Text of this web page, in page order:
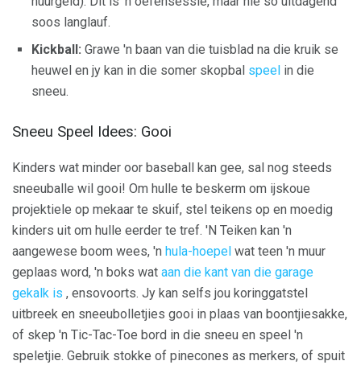
soos langlauf.
Kickball: Grawe 'n baan van die tuisblad na die kruik se
heuwel en jy kan in die somer skopbal speel in die
sneeu.
Sneeu Speel Idees: Gooi
Kinders wat minder oor baseball kan gee, sal nog steeds
sneeuballe wil gooi! Om hulle te beskerm om ijskoue
projektiele op mekaar te skuif, stel teikens op en moedig
kinders uit om hulle eerder te tref. 'N Teiken kan 'n
aangewese boom wees, 'n hula-hoepel wat teen 'n muur
geplaas word, 'n boks wat aan die kant van die garage
gekalk is , ensovoorts. Jy kan selfs jou koringgatstel
uitbreek en sneeubolletjies gooi in plaas van boontjiesakke,
of skep 'n Tic-Tac-Toe bord in die sneeu en speel 'n
speletjie. Gebruik stokke of pinecones as merkers, of spuit